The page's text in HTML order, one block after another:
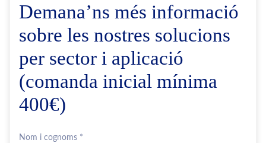
Demana’ns més informació
sobre les nostres solucions
per sector i aplicació
(comanda inicial mínima
400€)
Nom i cognoms *